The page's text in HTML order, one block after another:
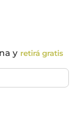
y retirá gratis